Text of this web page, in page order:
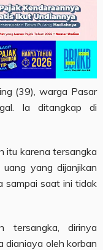
(39), warga Pasar
Ia ditangkap di
itu karena tersangka
yang dijanjikan
sampai saat ini tidak
tersangka, dirinya
dianiaya oleh korban